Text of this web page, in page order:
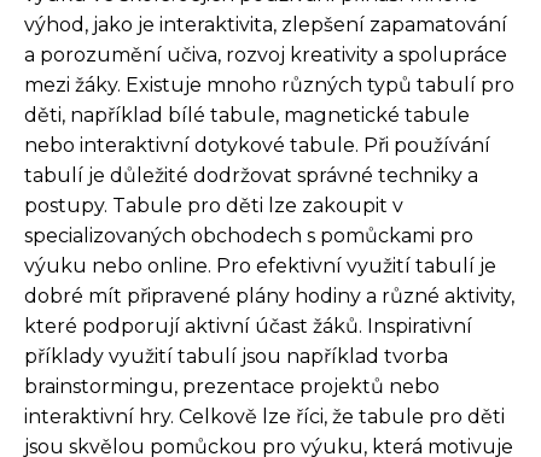
výhod, jako je interaktivita, zlepšení zapamatování
a porozumění učiva, rozvoj kreativity a spolupráce
mezi žáky. Existuje mnoho různých typů tabulí pro
děti, například bílé tabule, magnetické tabule
nebo interaktivní dotykové tabule. Při používání
tabulí je důležité dodržovat správné techniky a
postupy. Tabule pro děti lze zakoupit v
specializovaných obchodech s pomůckami pro
výuku nebo online. Pro efektivní využití tabulí je
dobré mít připravené plány hodiny a různé aktivity,
které podporují aktivní účast žáků. Inspirativní
příklady využití tabulí jsou například tvorba
brainstormingu, prezentace projektů nebo
interaktivní hry. Celkově lze říci, že tabule pro děti
jsou skvělou pomůckou pro výuku, která motivuje